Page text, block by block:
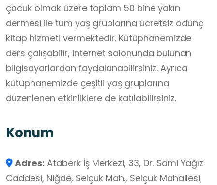
çocuk olmak üzere toplam 50 bine yakın
dermesi ile tüm yaş gruplarına ücretsiz ödünç
kitap hizmeti vermektedir. Kütüphanemizde
ders çalışabilir, internet salonunda bulunan
bilgisayarlardan faydalanabilirsiniz. Ayrıca
kütüphanemizde çeşitli yaş gruplarına
düzenlenen etkinliklere de katılabilirsiniz.
Konum
Adres: Ataberk İş Merkezi, 33, Dr. Sami Yağız
Caddesi, Niğde, Selçuk Mah., Selçuk Mahallesi,